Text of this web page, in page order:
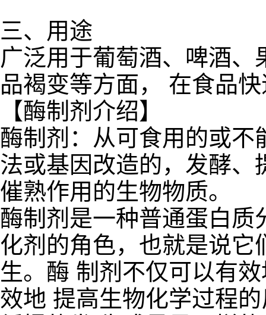
三、用途
广泛用于葡萄酒、啤酒
品褐变等方面， 在食品
【酶制剂介绍】
酶制剂：从可食用的或不
法或基因改造的，发酵、
催熟作用的生物物质。
酶制剂是一种普通蛋白质
化剂的角色，也就是说
生。酶 制剂不仅可以有
效地 提高生物化学过程